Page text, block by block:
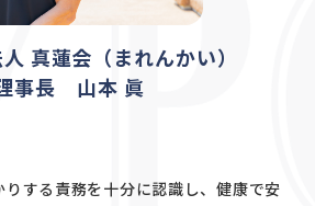
真蓮会（まれんかい）
事長 山本 眞
する責務を十分に認識し、健康で安